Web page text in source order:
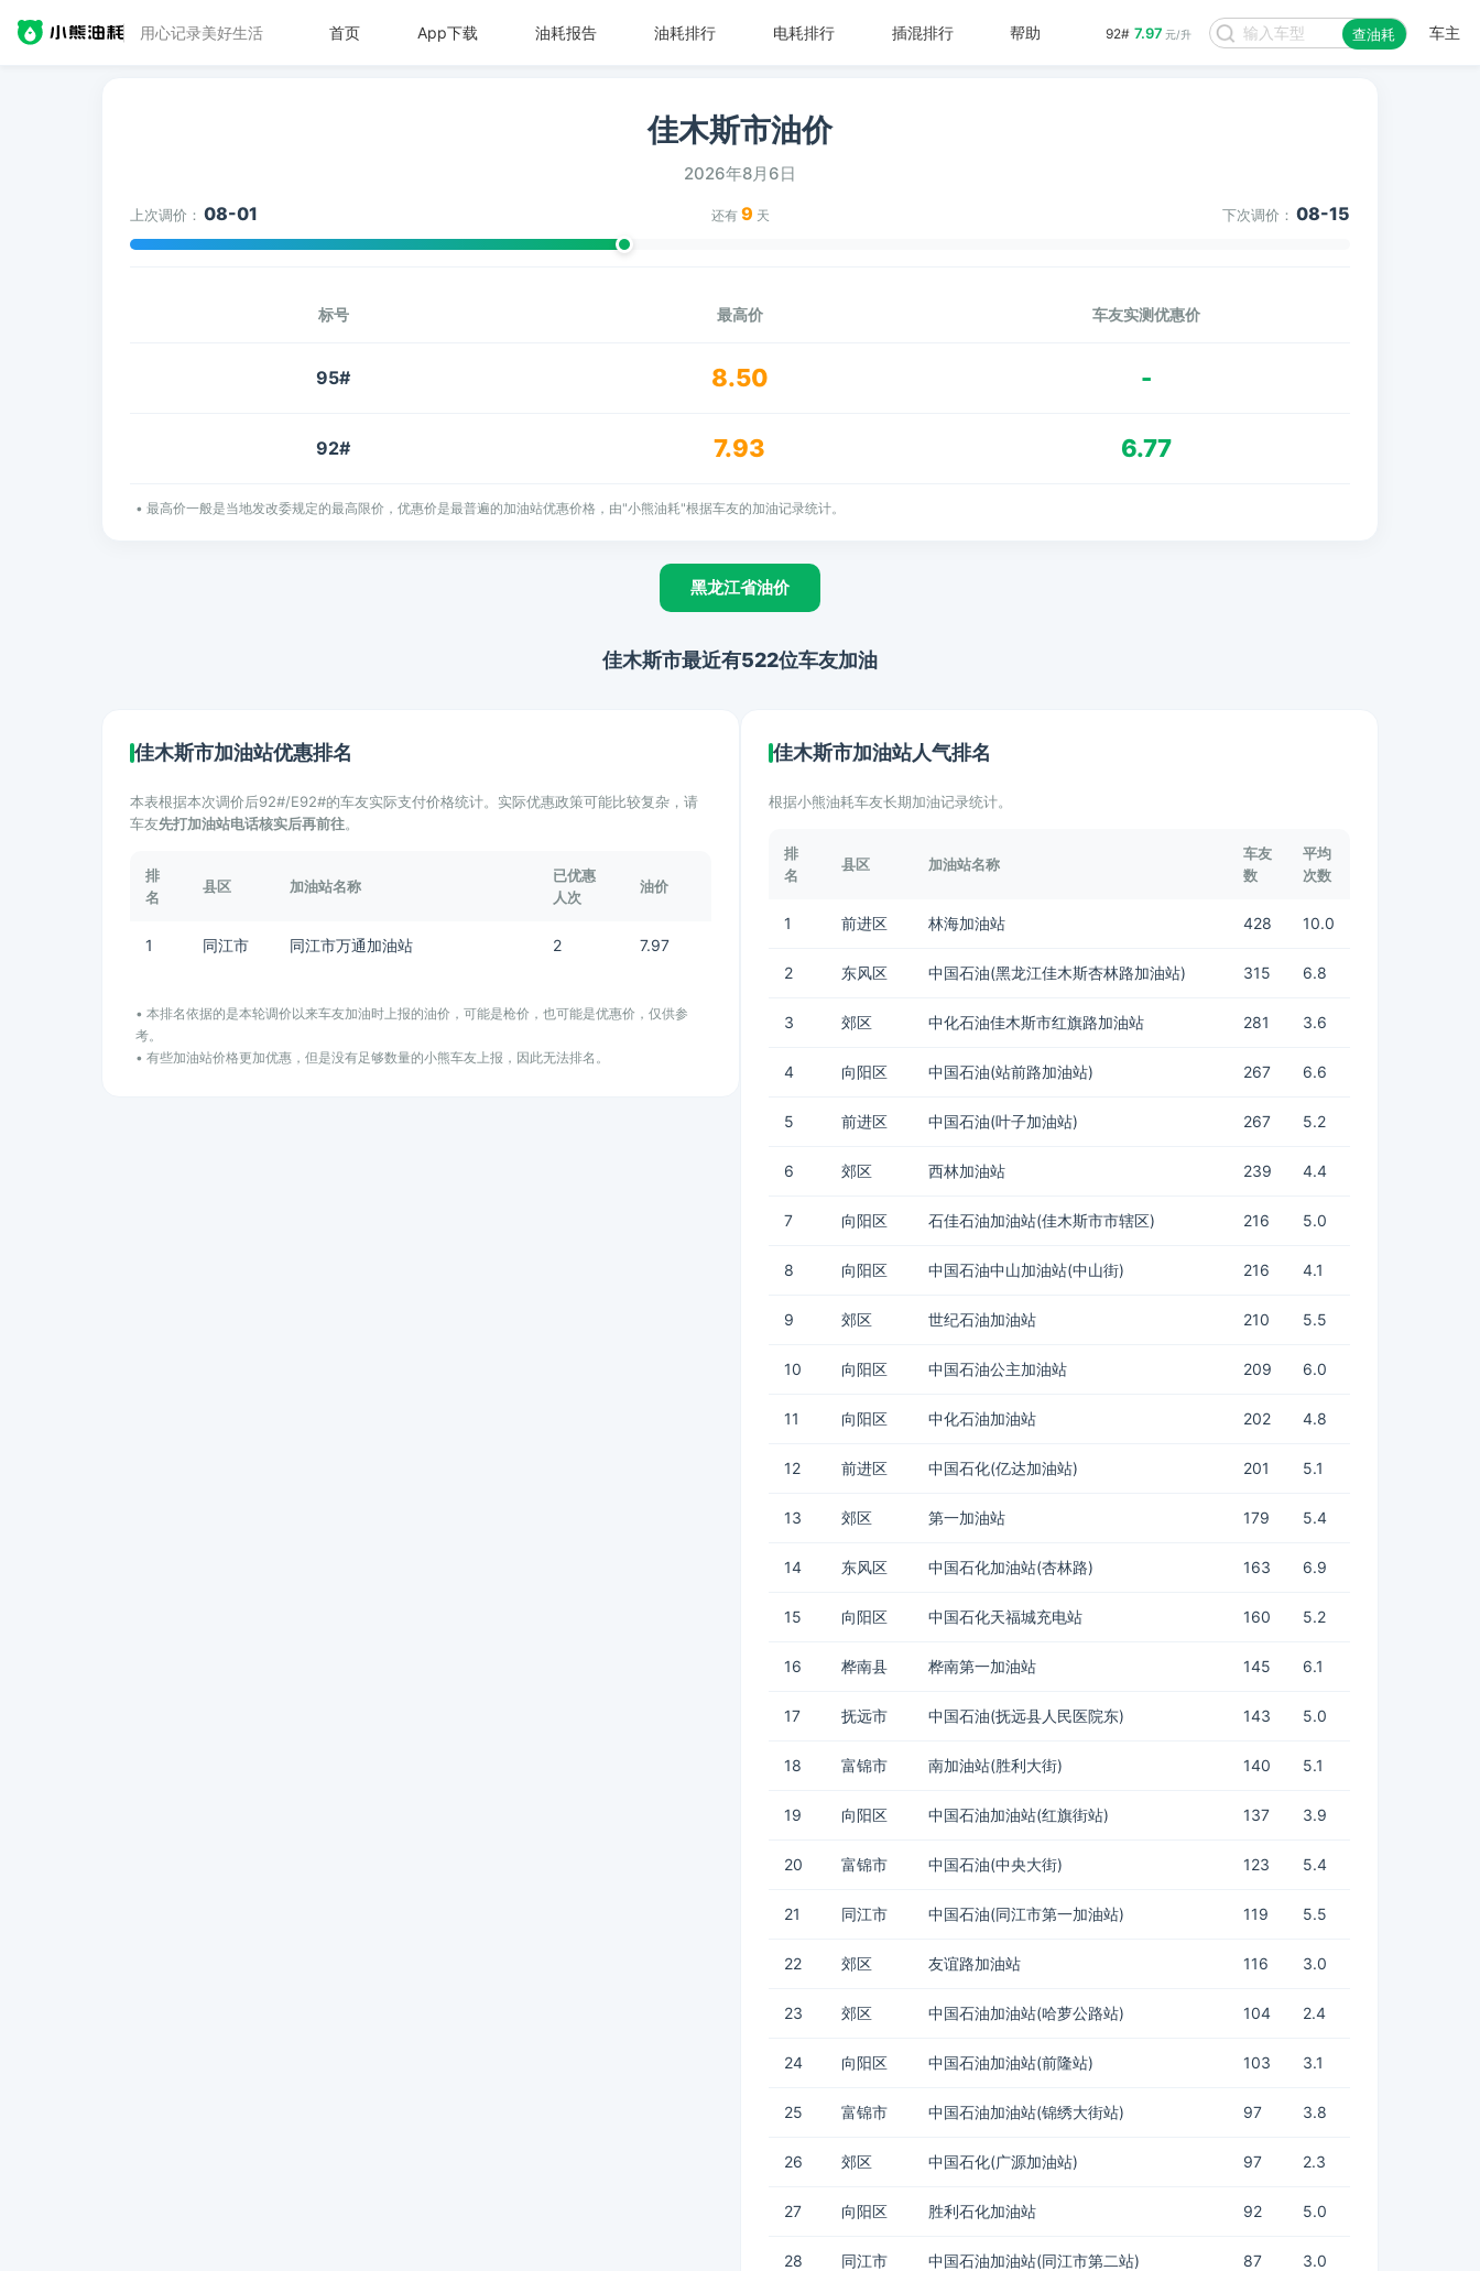
用心记录美好生活 92# 7.97 元/升 查油耗 车主
首页 App下载 油耗报告 油耗排行 电耗排行 插混排行 帮助
佳木斯市油价
2026年8月6日
上次调价： 08-01 还有 9 天 下次调价： 08-15
标号 最高价 车友实测优惠价
95# 8.50 -
92# 7.93 6.77
• 最高价一般是当地发改委规定的最高限价，优惠价是最普遍的加油站优惠价格，由"小熊油耗"根据车友的加油记录统计。
黑龙江省油价
佳木斯市最近有522位车友加油
佳木斯市加油站优惠排名
本表根据本次调价后92#/E92#的车友实际支付价格统计。实际优惠政策可能比较复杂，请
车友先打加油站电话核实后再前往。
排
名
县区 加油站名称
已优惠
人次
油价
1 同江市 同江市万通加油站 2 7.97
• 本排名依据的是本轮调价以来车友加油时上报的油价，可能是枪价，也可能是优惠价，仅供参
考。
• 有些加油站价格更加优惠，但是没有足够数量的小熊车友上报，因此无法排名。
佳木斯市加油站人气排名
根据小熊油耗车友长期加油记录统计。
排
名
县区 加油站名称
车友
数
平均
次数
1 前进区 林海加油站 428 10.0
2 东风区 中国石油(黑龙江佳木斯杏林路加油站) 315 6.8
3 郊区 中化石油佳木斯市红旗路加油站 281 3.6
4 向阳区 中国石油(站前路加油站) 267 6.6
5 前进区 中国石油(叶子加油站) 267 5.2
6 郊区 西林加油站 239 4.4
7 向阳区 石佳石油加油站(佳木斯市市辖区) 216 5.0
8 向阳区 中国石油中山加油站(中山街) 216 4.1
9 郊区 世纪石油加油站 210 5.5
10 向阳区 中国石油公主加油站 209 6.0
11 向阳区 中化石油加油站 202 4.8
12 前进区 中国石化(亿达加油站) 201 5.1
13 郊区 第一加油站 179 5.4
14 东风区 中国石化加油站(杏林路) 163 6.9
15 向阳区 中国石化天福城充电站 160 5.2
16 桦南县 桦南第一加油站 145 6.1
17 抚远市 中国石油(抚远县人民医院东) 143 5.0
18 富锦市 南加油站(胜利大街) 140 5.1
19 向阳区 中国石油加油站(红旗街站) 137 3.9
20 富锦市 中国石油(中央大街) 123 5.4
21 同江市 中国石油(同江市第一加油站) 119 5.5
22 郊区 友谊路加油站 116 3.0
23 郊区 中国石油加油站(哈萝公路站) 104 2.4
24 向阳区 中国石油加油站(前隆站) 103 3.1
25 富锦市 中国石油加油站(锦绣大街站) 97 3.8
26 郊区 中国石化(广源加油站) 97 2.3
27 向阳区 胜利石化加油站 92 5.0
28 同江市 中国石油加油站(同江市第二站) 87 3.0